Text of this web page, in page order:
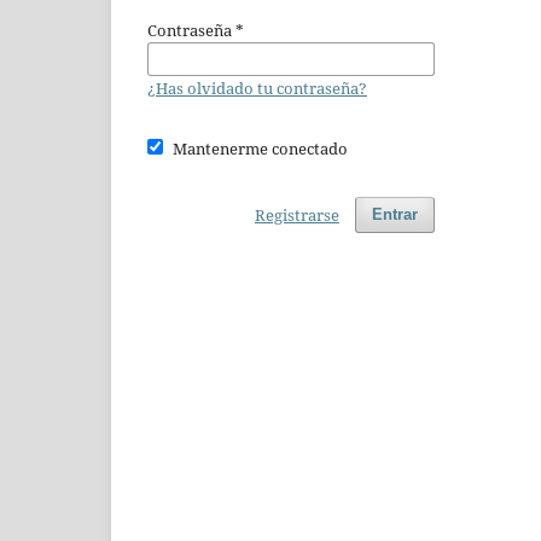
Contraseña*
¿Has olvidado tu contraseña?
Mantenerme conectado
Entrar
Registrarse